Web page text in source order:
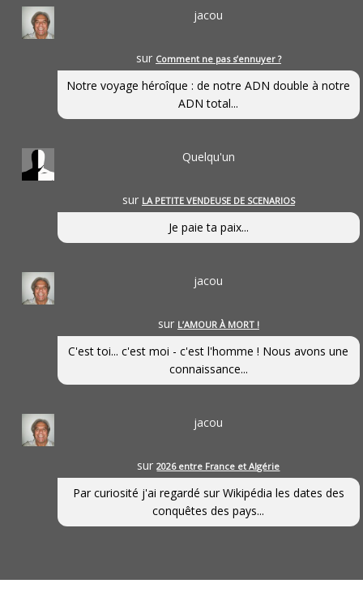
jacou
sur Comment ne pas s’ennuyer ?
Notre voyage héroîque : de notre ADN double à notre
ADN total...
Quelqu'un
sur LA PETITE VENDEUSE DE SCENARIOS
Je paie ta paix...
jacou
sur L’AMOUR À MORT !
C'est toi... c'est moi - c'est l'homme ! Nous avons une
connaissance...
jacou
sur2026 entre France et Algérie
Par curiosité j'ai regardé sur Wikipédia les dates des
conquêtes des pays...